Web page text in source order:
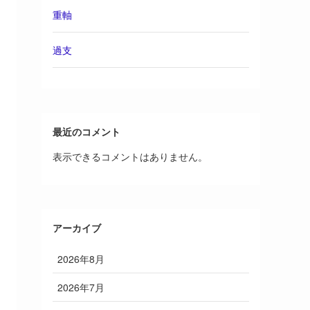
重軸
過支
最近のコメント
表示できるコメントはありません。
アーカイブ
2026年8月
2026年7月